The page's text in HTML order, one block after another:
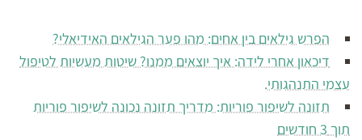
הפרש גילאים בין אחים: מהו פער הגילאים האידיאלי?
דיכאון אחרי לידה: איך יוצאים ממנו? שיטות מעשיות לטיפול
עצמי התנהגותי.
תזונה לשיפור פוריות: מדריך תזונה נכונה לשיפור פוריות
תוך 3 חודשים